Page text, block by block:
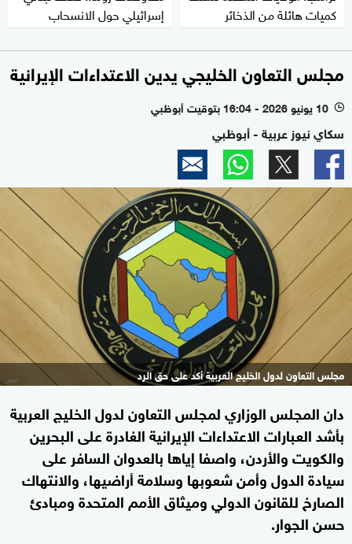
كميات هائلة من الذخائر
إسرائيلي حول الانسحاب
مجلس التعاون الخليجي يدين الاعتداءات الإيرانية
l 10 يونيو 2026 - 16:04 بتوقيت أبوظبي
سكاي نيوز عربية - أبوظبي
مجلس التعاون لدول الخليج العربية أكد على حق الرد
دان المجلس الوزاري لمجلس التعاون لدول الخليج العربية
بأشد العبارات الاعتداءات الإيرانية الغادرة على البحرين
والكويت والأردن، واصفا إياها بالعدوان السافر على
سيادة الدول وأمن شعوبها وسلامة أراضيها، والانتهاك
الصارخ للقانون الدولي وميثاق الأمم المتحدة ومبادئ
حسن الجوار.